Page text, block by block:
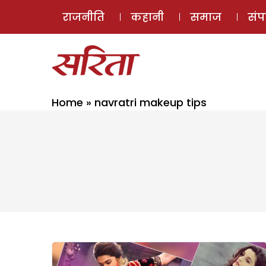
राजनीति कहानी समाज
Home » navratri makeup tips